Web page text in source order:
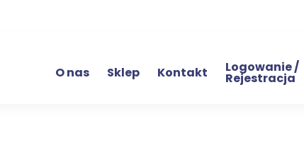
O nas Sklep Kontakt Logowanie /
Rejestracja